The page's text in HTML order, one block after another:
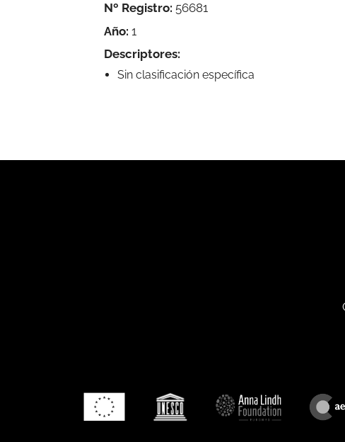
Nº Registro: 56681
Año: 1
Descriptores:
Sin clasificación específica